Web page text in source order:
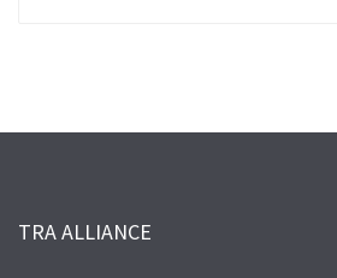
TRA ALLIANCE